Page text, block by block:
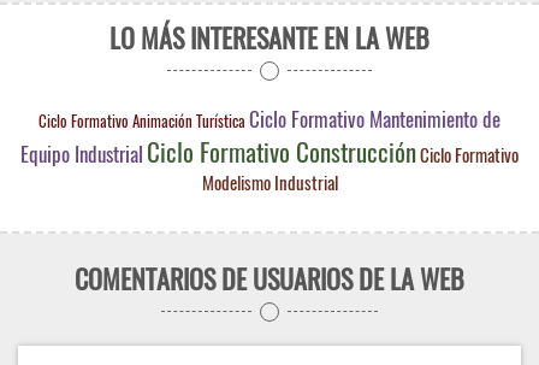
LO MÁS INTERESANTE EN LA WEB
Ciclo Formativo Animación Turística Ciclo Formativo Mantenimiento de
Equipo Industrial Ciclo Formativo ConstrucciónCiclo Formativo
Modelismo Industrial
COMENTARIOS DE USUARIOS DE LA WEB